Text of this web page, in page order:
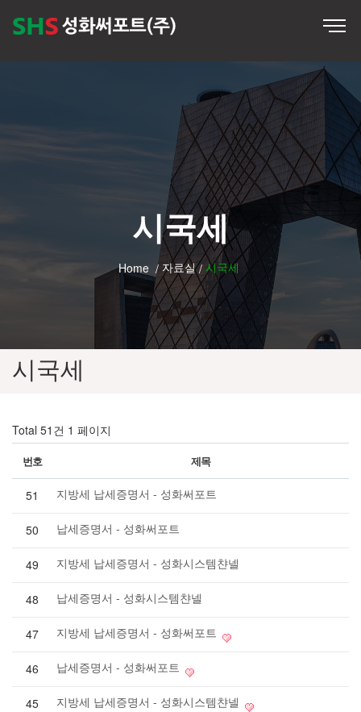
시국세
Home 자료실 시국세
시국세
Total 51건 1 페이지
번호 제목
51 지방세 납세증명서 - 성화써포트
50 납세증명서 - 성화써포트
49 지방세 납세증명서 - 성화시스템챤넬
48 납세증명서 - 성화시스템챤넬
47 지방세 납세증명서 - 성화써포트
46 납세증명서 - 성화써포트
45 지방세 납세증명서 - 성화시스템챤넬